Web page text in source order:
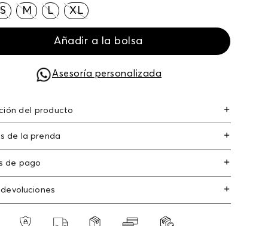
S M L XL
Añadir a la bolsa
Asesoría personalizada
del producto
49% algodón 49% elastano 2% 49.00%
de la prenda
de pago
de crédito: Visa, Dinners, Master Card y
débito: Maestro, Electron.
devoluciones